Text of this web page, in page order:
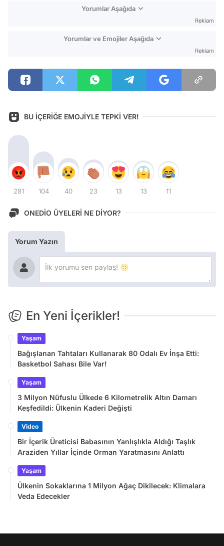
Yorumlar Aşağıda
Reklam
Yorumlar ve Emojiler Aşağıda
Reklam
BU İÇERİĞE EMOJİYLE TEPKİ VER!
281 104 40 23 13 13 11
ONEDİO ÜYELERİ NE DİYOR?
Yorum Yazın
En Yeni İçerikler!
Yaşam
Bağışlanan Tahtaları Kullanarak 80 Odalı Ev İnşa Etti:
Basketbol Sahası Bile Var!
Yaşam
3 Milyon Nüfuslu Ülkede 6 Kilometrelik Altın Damarı
Keşfedildi: Ülkenin Kaderi Değişti
Video
Bir İçerik Üreticisi Babasının Yanlışlıkla Aldığı Taşlık
Araziden Yıllar İçinde Orman Yaratmasını Anlattı
Yaşam
Ülkenin Sokaklarına 1 Milyon Ağaç Dikilecek: Klimalara
Veda Edecekler